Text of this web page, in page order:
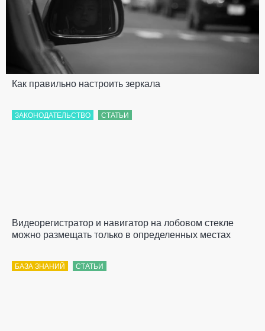
Как правильно настроить зеркала
ЗАКОНОДАТЕЛЬСТВО СТАТЬИ
Видеорегистратор и навигатор на лобовом стекле
можно размещать только в определенных местах
БАЗА ЗНАНИЙ СТАТЬИ